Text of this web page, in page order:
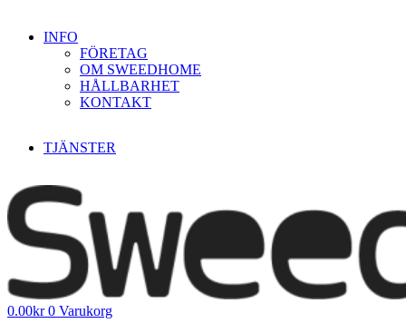
INFO
FÖRETAG
OM SWEEDHOME
HÅLLBARHET
KONTAKT
TJÄNSTER
0.00kr 0 Varukorg